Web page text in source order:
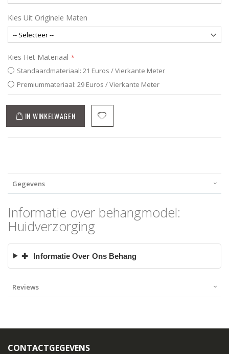
Kies Uit Originele Maten
Kies Het Materiaal
Standaardmateriaal: 21 Euros / Vierkante Meter
Premiummateriaal: 29 Euros / Vierkante Meter
IN WINKELWAGEN
Gegevens
Informatie over behangmodel:
Huidverzorging
✚ Informatie Over Ons Behang
Reviews
CONTACTGEGEVENS